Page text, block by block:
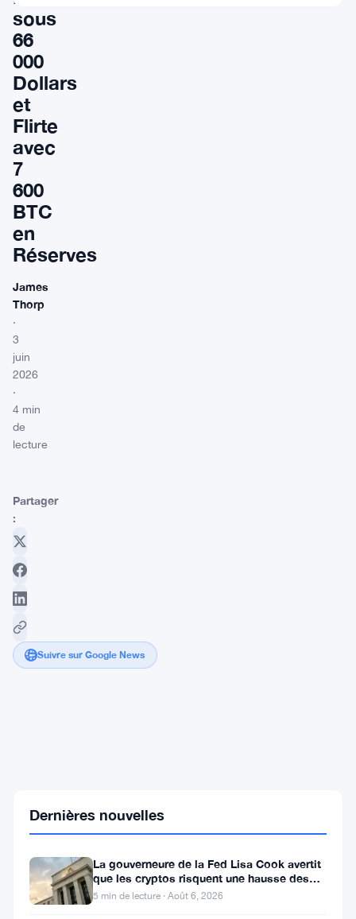
sous
66
000
Dollars
et
Flirte
avec
7
600
BTC
en
Réserves
James
Thorp
·
3
juin
2026
·
4 min
de
lecture
Partager
:
Suivre sur Google News
Dollars
Flirte
avec
Dernières nouvelles
La gouverneure de la Fed Lisa Cook avertit
que les cryptos risquent une hausse des
taux
5 min de lecture · Août 6, 2026